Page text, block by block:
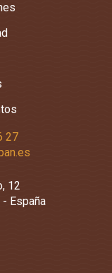
27
12
España